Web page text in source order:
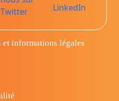
informations légales